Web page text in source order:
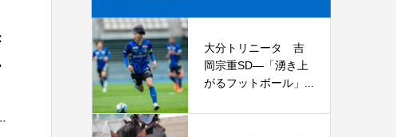
大分トリニータ 吉
岡宗重SD―「湧き上
がるフットボール」...